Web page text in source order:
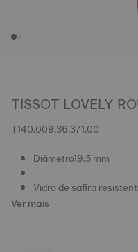
TISSOT LOVELY
T140.009.36.371.00
Diâmetro19.5 mm
Vidro de safira
Ver mais